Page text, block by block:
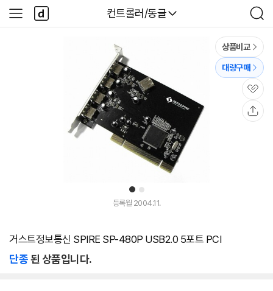
다나와
컨트롤러/동글
검
색
사
이
다
나
와
1 2
상품비교
대량구매
관
심
등록월 2004.11.
거스트정보통신 SPIRE SP-480P USB2.0 5포트 PCI
단종된 상품입니다.